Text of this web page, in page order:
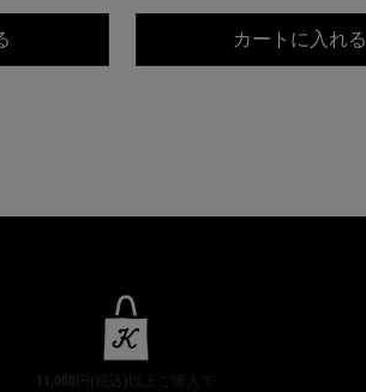
クリーム UF
キールズ ＳＰ マルチソフトクリーム
カートに入れる
11,000円(税込)以上ご購入で